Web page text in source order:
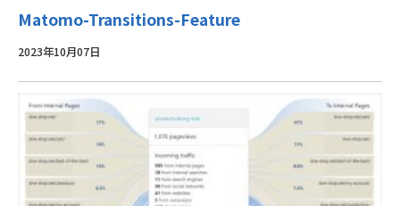
Matomo-Transitions-Feature
2023年10月07日